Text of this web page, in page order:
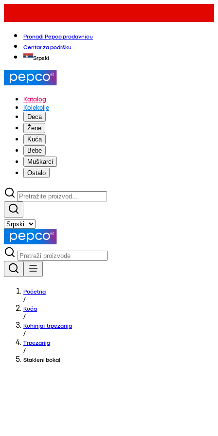
Pronađi Pepco prodavnicu
Centar za podršku
Srpski
Katalog
Kolekcije
Deca
Žene
Kuća
Bebe
Muškarci
Ostalo
Početna
/
Kuća
/
Kuhinja i trpezarija
/
Trpezarija
/
Stakleni bokal